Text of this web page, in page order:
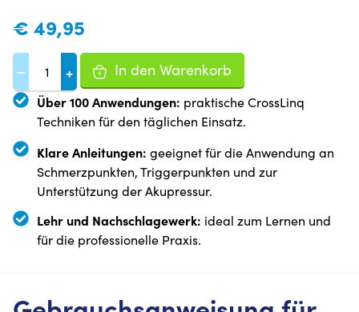
€ 49,95
− + In den Warenkorb
Über 100 Anwendungen: praktische CrossLinq
Techniken für den täglichen Einsatz.
Klare Anleitungen: geeignet für die Anwendung an
Schmerzpunkten, Triggerpunkten und zur
Unterstützung der Akupressur.
Lehr und Nachschlagewerk: ideal zum Lernen und
für die professionelle Praxis.